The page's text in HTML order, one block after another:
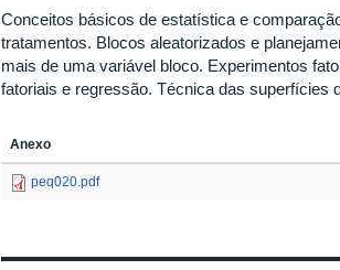
Conceitos básicos de estatística e
tratamentos. Blocos aleatorizados e
mais de uma variável bloco. Experimentos
fatoriais e regressão. Técnica das superfícies
Anexo
peq020.pdf